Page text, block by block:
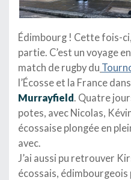
Édimbourg ! Cette fois-ci,
partie. C’est un voyage
match de rugby du
l’Écosse et la France dans
Murrayfield. Quatre
potes, avec Nicolas,
écossaise plongée en
avec.
J’ai aussi pu retrouver
écossais, édimbourgeois